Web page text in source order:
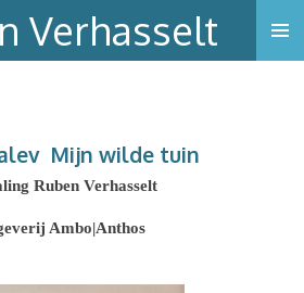
Verhasselt
Mijn wilde tuin
Ruben Verhasselt
Ambo|Anthos